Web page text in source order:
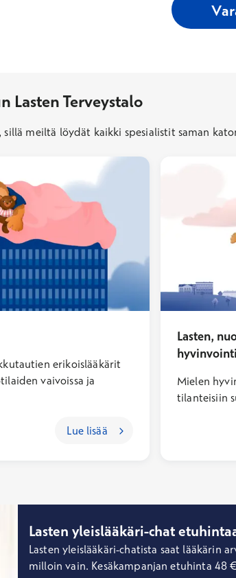
Lasten Terveystalo
meiltä löydät kaikki spesialistit saman
erikoislääkärit
vaivoissa ja
Lue lisää
Lasten,
hyvinvointi
Mielen
tilanteisiin
Lasten yleislääkäri-chat
Lasten yleislääkäri-chatista saat lääkärin
milloin vain. Kesäkampanjan etuhinta 48